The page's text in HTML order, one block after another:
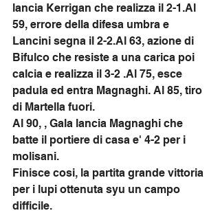
lancia Kerrigan che realizza il 2-1.Al
59, errore della difesa umbra e
Lancini segna il 2-2.Al 63, azione di
Bifulco che resiste a una carica poi
calcia e realizza il 3-2 .Al 75, esce
padula ed entra Magnaghi. Al 85, tiro
di Martella fuori.
Al 90, , Gala lancia Magnaghi che
batte il portiere di casa e' 4-2 per i
molisani.
Finisce cosi, la partita grande vittoria
per i lupi ottenuta syu un campo
difficile.